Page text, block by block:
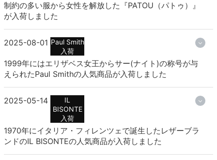
制約の多い服から女性を解放した『PATOU（パトゥ）』
が入荷しました
2025-08-01 Paul Smith
入荷
1999年にはエリザベス女王からサー(ナイト)の称号が与
えられたPaul Smithの人気商品が入荷しました
2025-05-14
IL
BISONTE
入荷
1970年にイタリア・フィレンツェで誕生したレザーブラ
ンドのIL BISONTEの人気商品が入荷しました